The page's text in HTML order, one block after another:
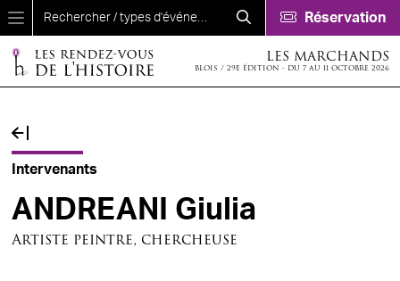
Aller au contenu principal
Réservation
LES MARCHANDS
BLOIS / 29E ÉDITION - DU 7 AU 11 OCTOBRE 2026
Fil d'Ariane
Intervenants
ANDREANI Giulia
Artiste peintre, chercheuse